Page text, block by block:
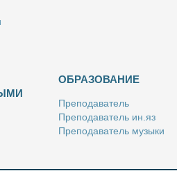
ОБРАЗОВАНИЕ
Пре­по­да­ва­тель
Пре­по­да­ва­тель ин.яз
Пре­по­да­ва­тель му­зы­ки